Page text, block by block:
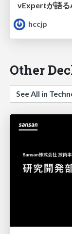
vExpertが語る
hccjp
Other
See All in